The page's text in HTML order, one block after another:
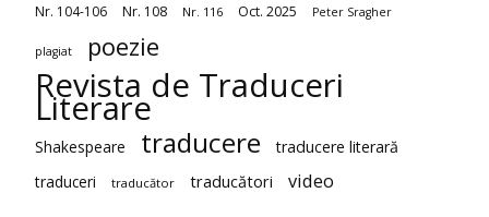
Nr. 104-106 Nr. 108 Nr. 116 Oct. 2025 Peter Sragher
plagiat poezie
Revista de Traduceri
Literare
Shakespeare traducere
traducere literară
traduceri
traducător traducători video